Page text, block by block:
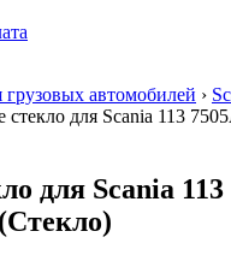
грузовых автомобилей ›
стекло для Scania 113
для Scania 113